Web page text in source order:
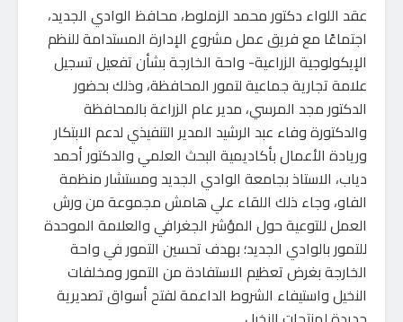
عقد اللواء دكتور محمد الزملوط، محافظ الوادي الجديد،
اجتماعًا مع فريق عمل مشروع الإدارة المستدامة للنظم
الإيكولوجية الزراعية- واحة الخارجة بشأن تفعيل تسجيل
علامة تجارية جماعية لتمور المحافظة، وذلك بحضور
الدكتور مجد المرسي، مدير عام الزراعة بالمحافظة
والدكتورة وفاء عبد الرشيد المدير التنفيذي لدعم الابتكار
وريادة الأعمال بأكاديمية البحث العلمي والدكتور أحمد
دياب، الاستاذ بجامعة الوادي الجديد ومستشار منظمة
الفاو، وجاء ذلك اللقاء علي هامش مجموعة من ورش
العمل للتوعية حول المؤشر الجغرافي والعلامة الموحدة
للتمور بالوادي الجديد؛ بهدف تحسين التمور في واحة
الخارجة بغرض تعظيم الاستفادة من التمور ومخلفات
النخيل واستيفاء الشروط الداعمة لفتح أسواق تصديرية